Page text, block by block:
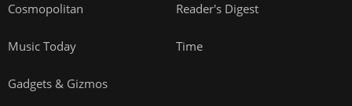
Cosmopolitan Reader's Digest
Music Today Time
Gadgets & Gizmos